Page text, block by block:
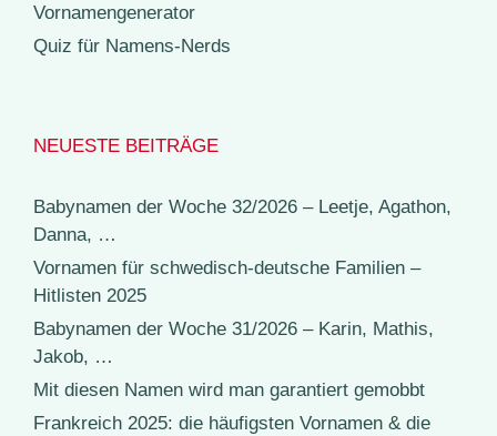
Vornamengenerator
Quiz für Namens-Nerds
NEUESTE BEITRÄGE
Babynamen der Woche 32/2026 – Leetje, Agathon,
Danna, …
Vornamen für schwedisch-deutsche Familien –
Hitlisten 2025
Babynamen der Woche 31/2026 – Karin, Mathis,
Jakob, …
Mit diesen Namen wird man garantiert gemobbt
Frankreich 2025: die häufigsten Vornamen & die